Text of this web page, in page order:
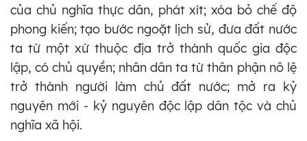
của chủ nghĩa thực dân, phát xít; xóa bỏ chế độ
phong kiến; tạo bước ngoặt lịch sử, đưa đất nước
ta từ một xứ thuộc địa trở thành quốc gia độc
lập, có chủ quyền; nhân dân ta từ thân phận nô lệ
trở thành người làm chủ đất nước; mở ra kỷ
nguyên mới - kỷ nguyên độc lập dân tộc và chủ
nghĩa xã hội.